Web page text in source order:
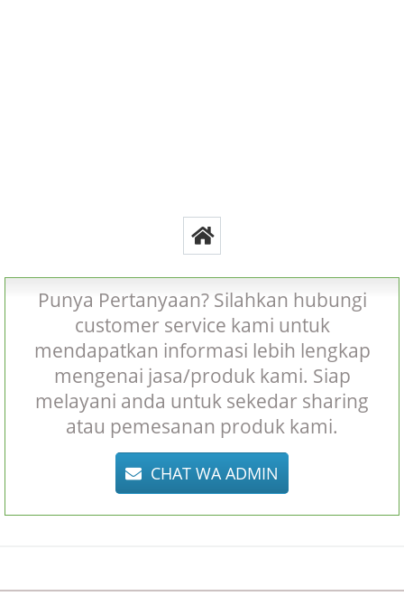
Punya Pertanyaan? Silahkan hubungi
customer service kami untuk
mendapatkan informasi lebih lengkap
mengenai jasa/produk kami. Siap
melayani anda untuk sekedar sharing
atau pemesanan produk kami.
CHAT WA ADMIN